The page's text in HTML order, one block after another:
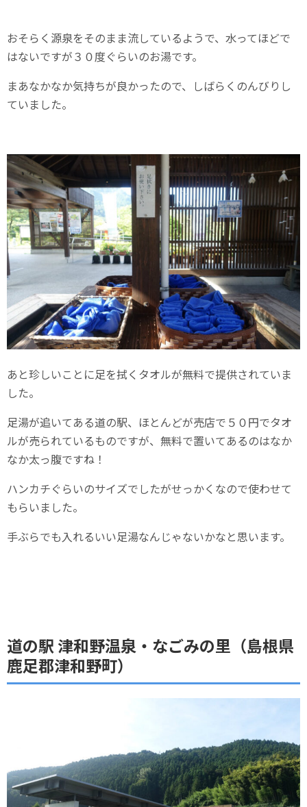
おそらく源泉をそのまま流しているようで、水ってほどで
はないですが３０度ぐらいのお湯です。
まあなかなか気持ちが良かったので、しばらくのんびりし
ていました。
あと珍しいことに足を拭くタオルが無料で提供されていま
した。
足湯が追いてある道の駅、ほとんどが売店で５０円でタオ
ルが売られているものですが、無料で置いてあるのはなか
なか太っ腹ですね！
ハンカチぐらいのサイズでしたがせっかくなので使わせて
もらいました。
手ぶらでも入れるいい足湯なんじゃないかなと思います。
道の駅 津和野温泉・なごみの里（島根県
鹿足郡津和野町）